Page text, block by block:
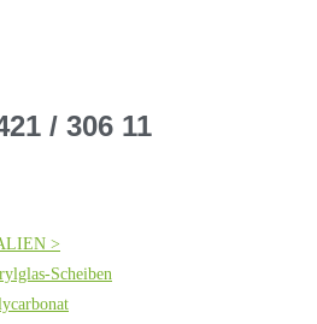
/ 306 11
>
Scheiben